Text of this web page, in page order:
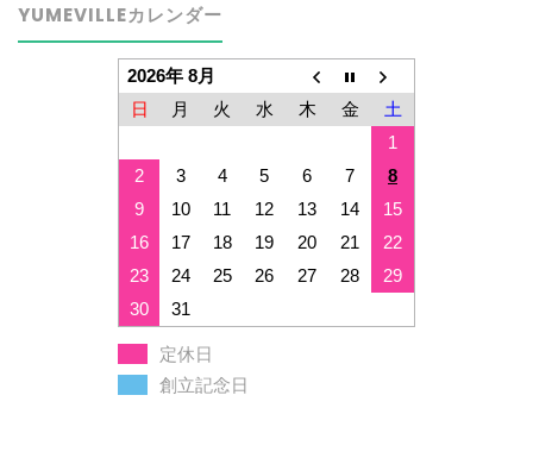
YUMEVILLEカレンダー
2026年 8月
日
月 火 水 木 金
土
1
2
3 4 5 6 7
8
9
10 11 12 13 14
15
16
17 18 19 20 21
22
23
24 25 26 27 28
29
30
31
定休日
創立記念日